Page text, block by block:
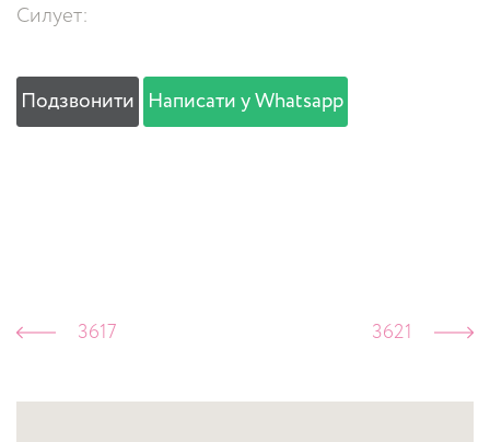
Силует:
Подзвонити Написати у Whatsapp
3617 3621